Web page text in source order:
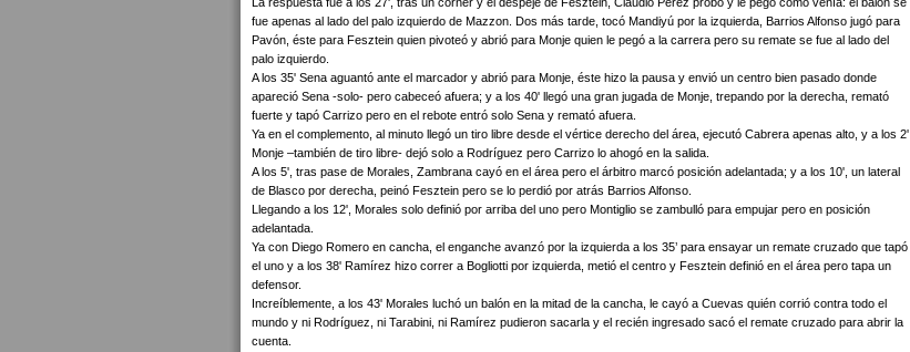
fue apenas al lado del palo izquierdo de Mazzon. Dos más tarde, tocó Mandiyú por la izquierda, Barrios Alfonso jugó para
Pavón, éste para Fesztein quien pivoteó y abrió para Monje quien le pegó a la carrera pero su remate se fue al lado del
palo izquierdo.
A los 35' Sena aguantó ante el marcador y abrió para Monje, éste hizo la pausa y envió un centro bien pasado donde
apareció Sena -solo- pero cabeceó afuera; y a los 40' llegó una gran jugada de Monje, trepando por la derecha, remató
fuerte y tapó Carrizo pero en el rebote entró solo Sena y remató afuera.
Ya en el complemento, al minuto llegó un tiro libre desde el vértice derecho del área, ejecutó Cabrera apenas alto, y a los 2'
Monje –también de tiro libre- dejó solo a Rodríguez pero Carrizo lo ahogó en la salida.
A los 5', tras pase de Morales, Zambrana cayó en el área pero el árbitro marcó posición adelantada; y a los 10', un lateral
de Blasco por derecha, peinó Fesztein pero se lo perdió por atrás Barrios Alfonso.
Llegando a los 12', Morales solo definió por arriba del uno pero Montiglio se zambulló para empujar pero en posición
adelantada.
Ya con Diego Romero en cancha, el enganche avanzó por la izquierda a los 35’ para ensayar un remate cruzado que tapó
el uno y a los 38' Ramírez hizo correr a Bogliotti por izquierda, metió el centro y Fesztein definió en el área pero tapa un
defensor.
Increíblemente, a los 43' Morales luchó un balón en la mitad de la cancha, le cayó a Cuevas quién corrió contra todo el
mundo y ni Rodríguez, ni Tarabini, ni Ramírez pudieron sacarla y el recién ingresado sacó el remate cruzado para abrir la
cuenta.